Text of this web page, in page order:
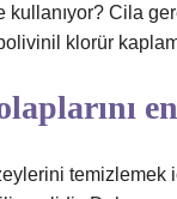
kullanıyor? Cila
klorür
temizlemek